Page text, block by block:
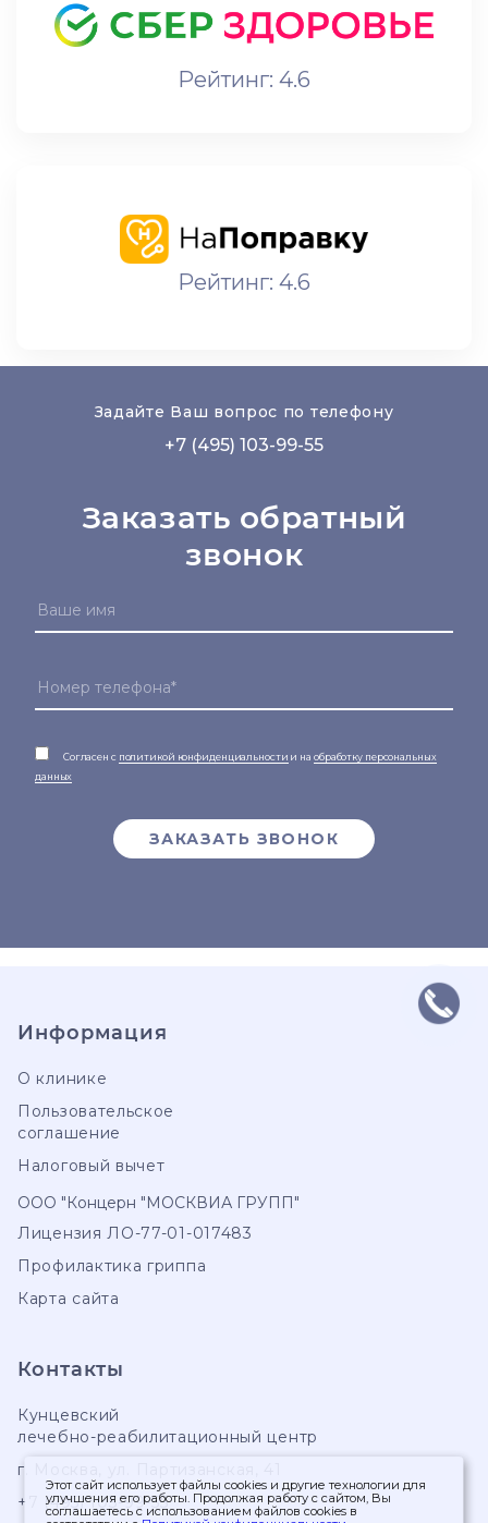
Рейтинг: 4.6
Рейтинг: 4.6
Задайте Ваш вопрос по телефону
+7 (495) 103-99-55
Заказать обратный
звонок
Согласен с политикой конфиденциальности и на обработку персональных
данных
ЗАКАЗАТЬ ЗВОНОК
Информация
О клинике
Пользовательское
соглашение
Налоговый вычет
ООО "Концерн "МОСКВИА ГРУПП"
Лицензия ЛО-77-01-017483
Профилактика гриппа
Карта сайта
Контакты
Кунцевский
лечебно-реабилитационный центр
г. Москва
+7 (495) 103-99-55
Этот сайт использует файлы cookies и другие технологии для
улучшения его работы. Продолжая работу с сайтом, Вы
соглашаетесь с использованием файлов cookies в